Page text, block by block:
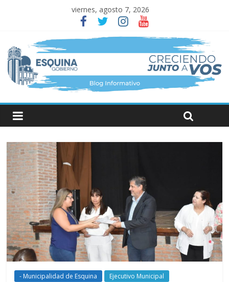
viernes, agosto 7, 2026
- Municipalidad de Esquina Ejecutivo Municipal